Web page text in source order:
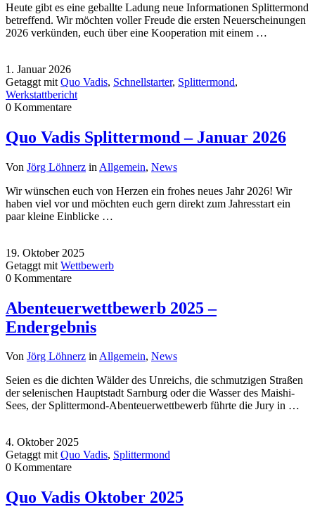
Heute gibt es eine geballte Ladung neue Informationen Splittermond
betreffend. Wir möchten voller Freude die ersten Neuerscheinungen
2026 verkünden, euch über eine Kooperation mit einem …
1. Januar 2026
Getaggt mit Quo Vadis, Schnellstarter, Splittermond,
Werkstattbericht
0 Kommentare
Quo Vadis Splittermond – Januar 2026
Von Jörg Löhnerz in Allgemein, News
Wir wünschen euch von Herzen ein frohes neues Jahr 2026! Wir
haben viel vor und möchten euch gern direkt zum Jahresstart ein
paar kleine Einblicke …
19. Oktober 2025
Getaggt mit Wettbewerb
0 Kommentare
Abenteuerwettbewerb 2025 –
Endergebnis
Von Jörg Löhnerz inAllgemein, News
Seien es die dichten Wälder des Unreichs, die schmutzigen Straßen
der selenischen Hauptstadt Sarnburg oder die Wasser des Maishi-
Sees, der Splittermond-Abenteuerwettbewerb führte die Jury in …
4. Oktober 2025
Getaggt mitQuo Vadis, Splittermond
0 Kommentare
Quo Vadis Oktober 2025